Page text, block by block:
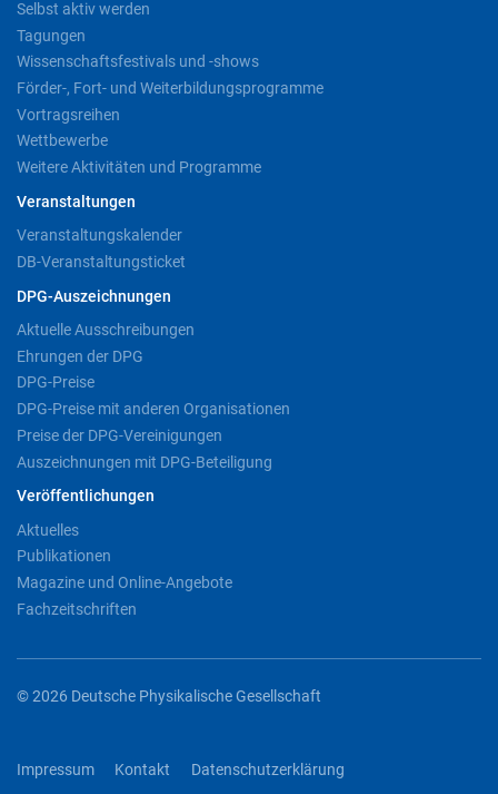
Selbst aktiv werden
Tagungen
Wissenschaftsfestivals und -shows
Förder-, Fort- und Weiterbildungsprogramme
Vortragsreihen
Wettbewerbe
Weitere Aktivitäten und Programme
Veranstaltungen
Veranstaltungskalender
DB-Veranstaltungsticket
DPG-Auszeichnungen
Aktuelle Ausschreibungen
Ehrungen der DPG
DPG-Preise
DPG-Preise mit anderen Organisationen
Preise der DPG-Vereinigungen
Auszeichnungen mit DPG-Beteiligung
Veröffentlichungen
Aktuelles
Publikationen
Magazine und Online-Angebote
Fachzeitschriften
© 2026 Deutsche Physikalische Gesellschaft
Impressum Kontakt Datenschutzerklärung